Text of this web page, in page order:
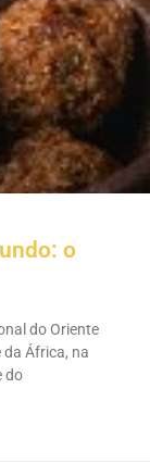
o
do Oriente
África, na
do